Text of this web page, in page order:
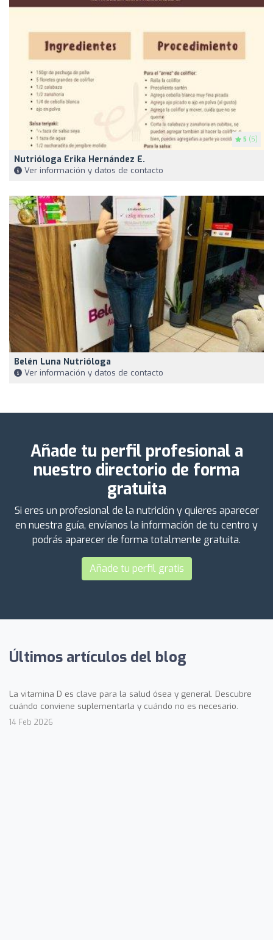
5 (5)
Nutrióloga Erika Hernández E.
Ver información y datos de contacto
Belén Luna Nutrióloga
Ver información y datos de contacto
Añade tu perfil profesional a
nuestro directorio de forma
gratuita
Si eres un profesional de la nutrición y quieres aparecer
en nuestra guía, envíanos la información de tu centro y
podrás aparecer de forma totalmente gratuita.
Añade tu perfil gratis
Últimos artículos del blog
La vitamina D es clave para la salud ósea y general. Descubre
cuándo conviene suplementarla y cuándo no es necesario.
14 Feb 2026